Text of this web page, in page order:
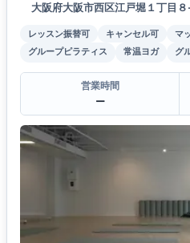
大阪府大阪市西区江戸堀１丁目
レッスン振替可 キャンセル可
マ
グループピラティス
常温ヨガ グ
営業時間
ー